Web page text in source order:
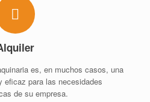
es, en muchos casos, una
eficaz para las necesidades
de su empresa.